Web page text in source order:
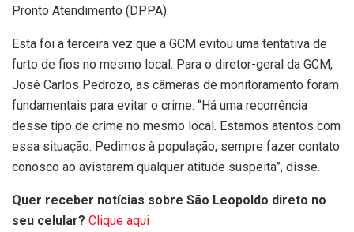
Pronto Atendimento (DPPA).
Esta foi a terceira vez que a GCM evitou uma tentativa de
furto de fios no mesmo local. Para o diretor-geral da GCM,
José Carlos Pedrozo, as câmeras de monitoramento foram
fundamentais para evitar o crime. “Há uma recorrência
desse tipo de crime no mesmo local. Estamos atentos com
essa situação. Pedimos à população, sempre fazer contato
conosco ao avistarem qualquer atitude suspeita”, disse.
Quer receber notícias sobre São Leopoldo direto no
seu celular? Clique aqui